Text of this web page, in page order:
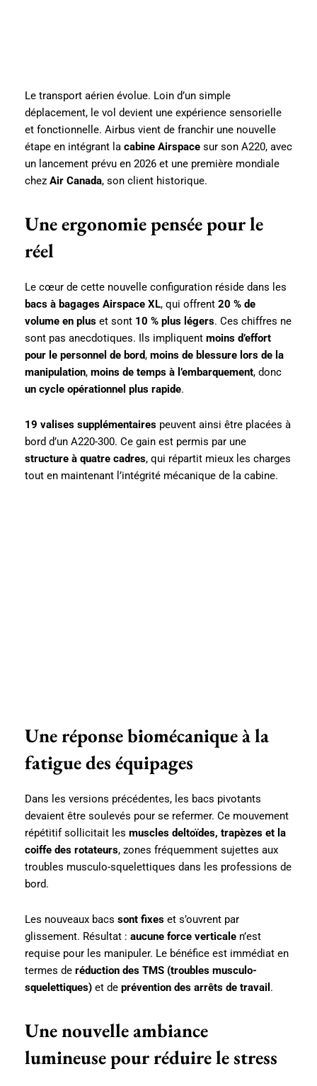
Le transport aérien évolue. Loin d’un simple
déplacement, le vol devient une expérience sensorielle
et fonctionnelle. Airbus vient de franchir une nouvelle
étape en intégrant la cabine Airspace sur son A220, avec
un lancement prévu en 2026 et une première mondiale
chez Air Canada, son client historique.
Une ergonomie pensée pour le
réel
Le cœur de cette nouvelle configuration réside dans les
bacs à bagages Airspace XL, qui offrent 20 % de
volume en plus et sont 10 % plus légers. Ces chiffres ne
sont pas anecdotiques. Ils impliquent moins d’effort
pour le personnel de bord, moins de blessure lors de la
manipulation, moins de temps à l’embarquement, donc
un cycle opérationnel plus rapide.
19 valises supplémentaires peuvent ainsi être placées à
bord d’un A220-300. Ce gain est permis par une
structure à quatre cadres, qui répartit mieux les charges
tout en maintenant l’intégrité mécanique de la cabine.
Une réponse biomécanique à la
fatigue des équipages
Dans les versions précédentes, les bacs pivotants
devaient être soulevés pour se refermer. Ce mouvement
répétitif sollicitait les muscles deltoïdes, trapèzes et la
coiffe des rotateurs, zones fréquemment sujettes aux
troubles musculo-squelettiques dans les professions de
bord.
Les nouveaux bacs sont fixes et s’ouvrent par
glissement. Résultat : aucune force verticale n’est
requise pour les manipuler. Le bénéfice est immédiat en
termes de réduction des TMS (troubles musculo-
squelettiques) et de prévention des arrêts de travail .
Une nouvelle ambiance
lumineuse pour réduire le stress